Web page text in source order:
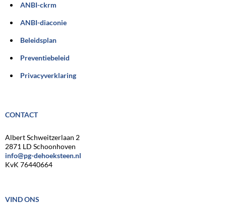
ANBI-ckrm
ANBI-diaconie
Beleidsplan
Preventiebeleid
Privacyverklaring
CONTACT
Albert Schweitzerlaan 2
2871 LD Schoonhoven
info@pg-dehoeksteen.nl
KvK 76440664
VIND ONS